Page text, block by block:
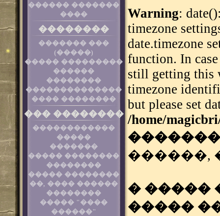
Warning:
timezone
date.timezone
function. In
still getting this
timezone
but please set
/home/
������,
� �����
�����
������ �������
����
��������
������� ���
(�����)
����� ���������
������
��������
��������������
���� ��������
��� ��������
������������
�����
�������
����� ��������
��������
����� ��������
��, ���� ������
��������
����� "����
������"